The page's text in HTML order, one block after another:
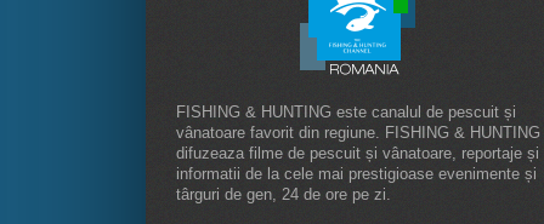
FISHING & HUNTING este canalul de pescuit și
vânatoare favorit din regiune. FISHING & HUNTING
difuzeaza filme de pescuit și vânatoare, reportaje și
informatii de la cele mai prestigioase evenimente și
târguri de gen, 24 de ore pe zi.